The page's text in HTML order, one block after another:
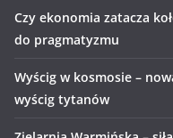
Czy ekonomia zatacza
do pragmatyzmu
Wyścig w kosmosie –
wyścig tytanów